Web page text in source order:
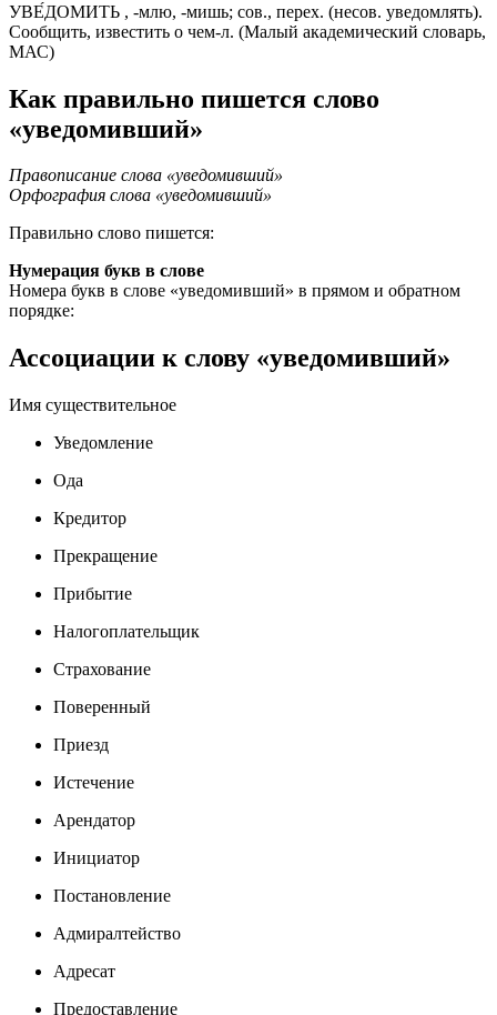
УВЕ́ДОМИТЬ , -млю, -мишь; сов., перех. (несов. уведомлять).
Сообщить, известить о чем-л. (Малый академический словарь,
МАС)
Как правильно пишется слово
«уведомивший»
Правописание слова «уведомивший»
Орфография слова «уведомивший»
Правильно слово пишется:
Нумерация букв в слове
Номера букв в слове «уведомивший» в прямом и обратном
порядке:
Ассоциации к слову «уведомивший»
Имя существительное
Уведомление
Ода
Кредитор
Прекращение
Прибытие
Налогоплательщик
Страхование
Поверенный
Приезд
Истечение
Арендатор
Инициатор
Постановление
Адмиралтейство
Адресат
Предоставление